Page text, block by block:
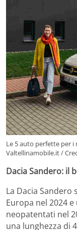
Le 5 auto perfette per i
Valtellinamobile.it /
Dacia Sandero: il
La Dacia Sandero
Europa nel 2024
neopatentati nel
una lunghezza di